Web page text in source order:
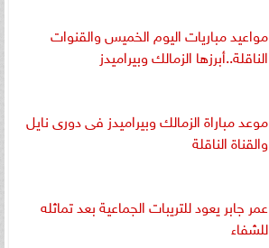
مواعيد مباريات اليوم الخميس والقنوات
الناقلة..أبرزها الزمالك وبيراميدز
موعد مباراة الزمالك وبيراميدز فى دورى نايل
والقناة الناقلة
عمر جابر يعود للتريبات الجماعية بعد تماثله
للشفاء